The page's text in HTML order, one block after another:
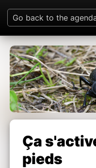
Go back to the
Ça
pieds